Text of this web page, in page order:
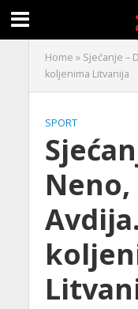
Home » Sjećanje –
koljenima Litvanija
SPORT